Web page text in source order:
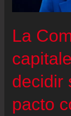
La
decidir
pacto